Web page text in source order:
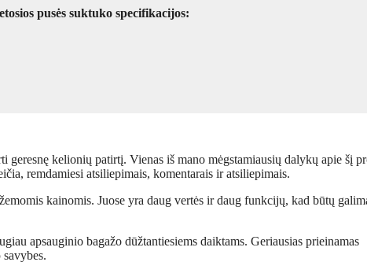
pusės suktuko specifikacijos:
geresnę kelionių patirtį. Vienas iš mano mėgstamiausių dalykų apie šį
remdamiesi atsiliepimais, komentarais ir atsiliepimais.
kainomis. Juose yra daug vertės ir daug funkcijų, kad būtų
apsauginio bagažo dūžtantiesiems daiktams. Geriausias prieinamas